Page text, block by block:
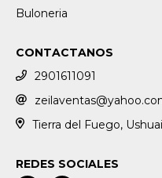
Buloneria
CONTACTANOS
2901611091
Tierra del Fuego,
REDES SOCIALES